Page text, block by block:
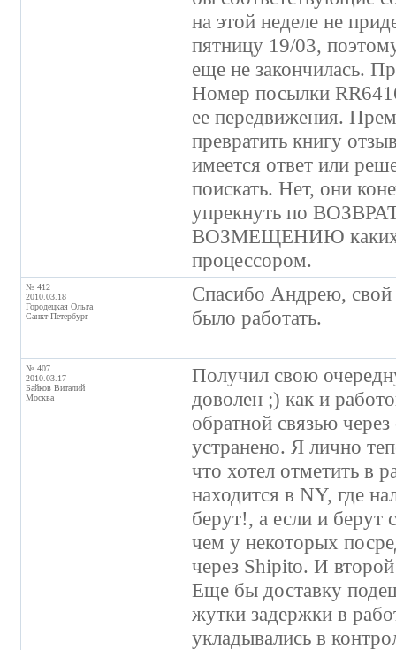
на этой неделе не
пятницу 19/03,
еще не закончилась.
Номер посылки
ее передвижения.
превратить книгу
имеется ответ или
поискать. Нет, они
упрекнуть по
ВОЗМЕЩЕНИЮ каких-
процессором.
№ 412
2010.03.18
Городецкая Ольга
Санкт-Петербург
Спасибо Андрею, свой
было работать.
№ 407
2010.03.17
Байков Виталий
Москва
Получил свою
доволен ;) как и
обратной связью
устранено. Я лично
что хотел отметить в
находится в NY, где
берут!, а если и
чем у некоторых
через Shipito. И
Еще бы доставку
жутки задержки в
укладывались в